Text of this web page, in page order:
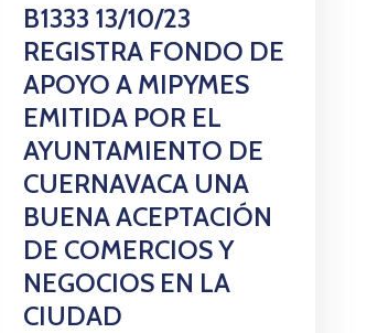
B1333 13/10/23
REGISTRA FONDO DE
APOYO A MIPYMES
EMITIDA POR EL
AYUNTAMIENTO DE
CUERNAVACA UNA
BUENA ACEPTACIÓN
DE COMERCIOS Y
NEGOCIOS EN LA
CIUDAD